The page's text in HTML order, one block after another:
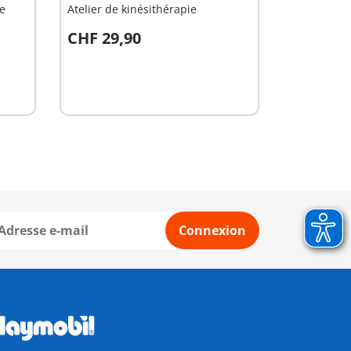
Atelier de kinésithérapie
CHF 29,90
Au panier
Connexion